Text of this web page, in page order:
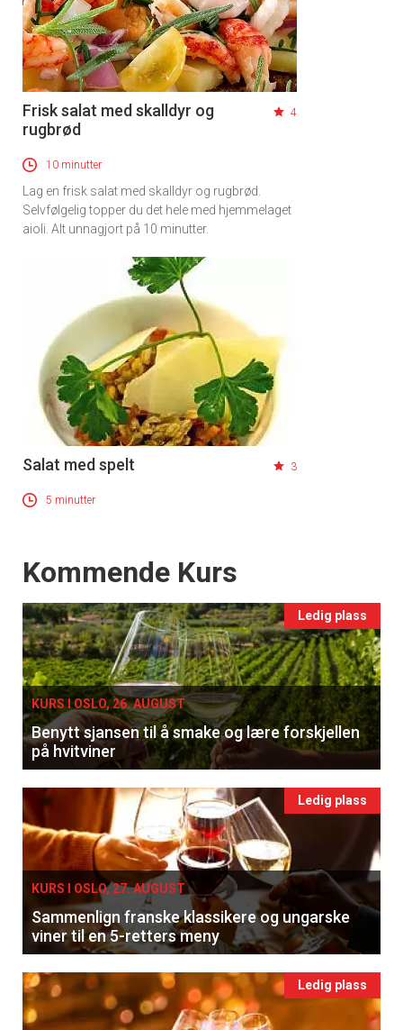
Få ukentlige nyhetsbrev fra
Apéritif
Vi tilbyr flere ukentlige nyhetsbrev. Du
kan fritt velge hvilke du ønsker å få
tilsendt.
Registrer deg
Frisk salat med skalldyr og
rugbrød
4
10 minutter
Lag en frisk salat med skalldyr og rugbrød.
Selvfølgelig topper du det hele med hjemmelaget
aioli. Alt unnagjort på 10 minutter.
Salat med spelt 3
5 minutter
Events
Kommende Kurs
Ledig plass
KURS I OSLO, 26. AUGUST
Benytt sjansen til å smake og lære forskjellen
på hvitviner
Ledig plass
KURS I OSLO, 27. AUGUST
Sammenlign franske klassikere og ungarske
viner til en 5-retters meny
Ledig plass